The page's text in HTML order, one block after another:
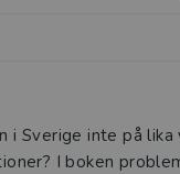
i Sverige inte på
I boken